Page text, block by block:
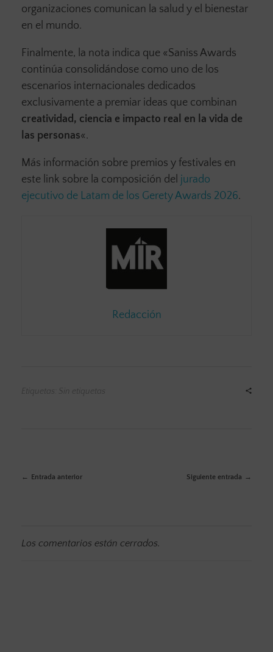
organizaciones comunican la salud y el bienestar
en el mundo.
Finalmente, la nota indica que «Saniss Awards
continúa consolidándose como uno de los
escenarios internacionales dedicados
exclusivamente a premiar ideas que combinan
creatividad, ciencia e impacto real en la vida de
las personas«.
Más información sobre premios y festivales en
este link sobre la composición del jurado
ejecutivo de Latam de los Gerety Awards 2026.
Redacción
Etiquetas: Sin etiquetas
Entrada anterior Siguiente entrada
Los comentarios están cerrados.